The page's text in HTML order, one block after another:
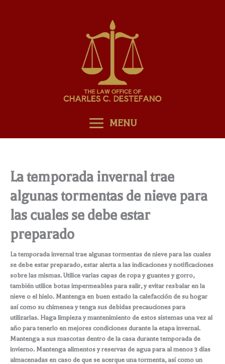
MENU
La temporada invernal trae
algunas tormentas de nieve para
las cuales se debe estar
preparado
La temporada invernal trae algunas tormentas de nieve para las cuales
se debe estar preparado, estar alerta a las indicaciones y notificaciones
sobre las mismas. Utilice varias capas de ropa y guantes y gorro,
también utilice botas impermeables para salir, y evitar resbalar en la
nieve o el hielo. Mantenga en buen estado la calefacción de su hogar
así como su chimenea y tenga sus debidas precauciones para
utilizarlas. Haga limpieza y mantenimiento de estos sistemas una vez al
año para tenerlo en mejores condiciones durante la etapa invernal.
Mantenga a sus mascotas dentro de la casa durante temporada de
invierno. Mantenga alimentos y reservas de agua para al menos 3 días
almacenadas en caso de que se acerque una tormenta, así como un